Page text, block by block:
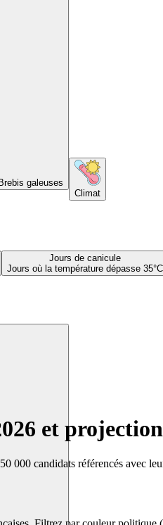
Brebis galeuses
Climat
Jours de canicule
Jours où la température dépasse 35°C
et
candidats référencés avec